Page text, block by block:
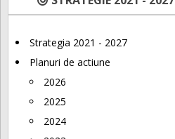
Strategia 2021 - 2027
Planuri de actiune
2026
2025
2024